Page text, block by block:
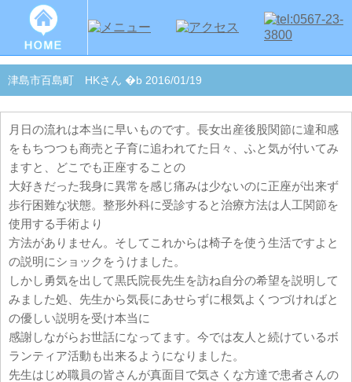
津島市百島町 HKさん �b 2016/01/19
月日の流れは本当に早いものです。長女出産後股関節に違和感
をもちつつも商売と子育に追われてた日々、ふと気が付いてみ
ますと、どこでも正座することの
大好きだった我身に異常を感じ痛みは少ないのに正座が出来ず
歩行困難な状態。整形外科に受診すると治療方法は人工関節を
使用する手術より
方法がありません。そしてこれからは椅子を使う生活ですよと
の説明にショックをうけました。
しかし勇気を出して黒氏院長先生を訪ね自分の希望を説明して
みました処、先生から気長にあせらずに根気よくつづければと
の優しい説明を受け本当に
感謝しながらお世話になってます。今では友人と続けているボ
ランティア活動も出来るようになりました。
先生はじめ職員の皆さんが真面目で気さくな方達で患者さんの